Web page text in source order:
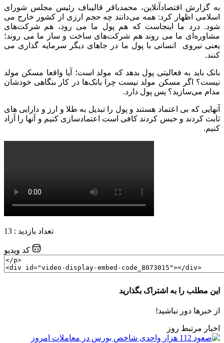
به گزارش اقتصادآنلاین، محمدباقر قالیباف رئیس مجلس شورای
اسلامی اظهار کرد: همه می‌دانند چه حجم ارزی از کشور خارج می
شود. درد ما اینجاست که هم پول ما می رود، هم شرکت‌های
مشاوره‌ای ما می روند هم شرکت‌های ساخت و ساز ما می روند؛
یعنی نیروی انسانی با پول ما در جاهای دیگر سرمایه گذاری می
کنند.
بانک باید به فعالیتی پول بدهد که مولد است؛ آیا واقعا مسکن مولد
نیست؟ اگر مسکن مولد نیست چرا بانک‌ها در کار بنگاهی خودشان
مدام می‌سازید؟ پس پول دارد.
آنهایی که بی اعتماد هستند و پول را تبدیل به طلا و ارز و دارایی های
ثابت کردند و حبس کردند کافی است اعتمادسازی کنیم و آنها را آزاد
کنیم.
تعداد بازدید : 13
این مطلب را به اشتراک بگذارید
از خبرها دور نباشید!
اخبار مرتبط روز